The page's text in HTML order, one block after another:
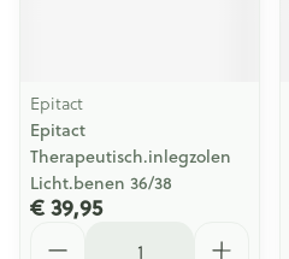
Epitact
Epitact
Therapeutisch.inlegzolen
Licht.benen 36/38
€ 39,95